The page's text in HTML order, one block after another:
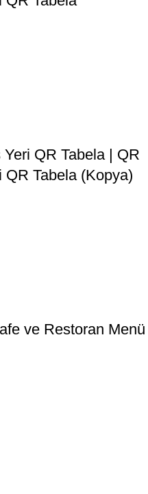
Yeri QR Tabela | QR
Tabela (Kopya)
ve Restoran Menü